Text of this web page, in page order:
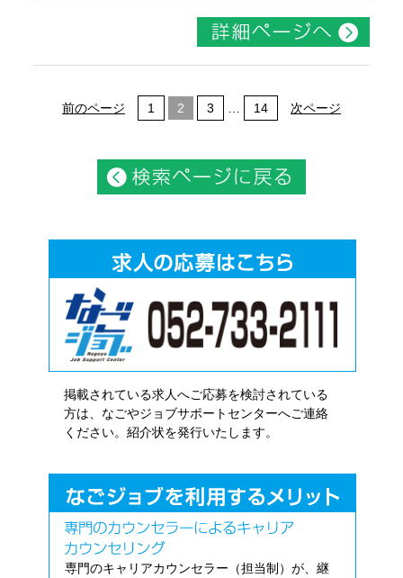
前のページ 1 2 3 14 次ページ
掲載されている求人へご応募を検討されている
方は、なごやジョブサポートセンターへご連絡
ください。紹介状を発行いたします。
専門のキャリアカウンセラー（担当制）が、継